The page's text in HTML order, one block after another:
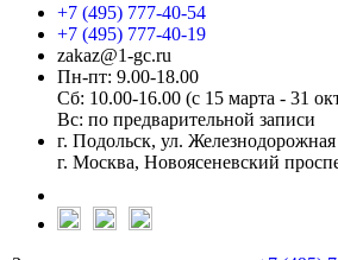
+7 (495) 777-40-54
+7 (495) 777-40-19
zakaz@1-gc.ru
Пн-пт: 9.00-18.00
Сб: 10.00-16.00 (с 15 марта - 31
Вс: по предварительной записи
г. Подольск, ул. Железнодорожная
г. Москва, Новоясеневский